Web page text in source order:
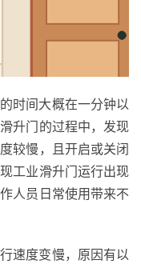
时间大概在一分钟以
升门的过程中，发现
较慢，且开启或关闭
工业滑升门运行出现
人员日常使用带来不
速度变慢，原因有以